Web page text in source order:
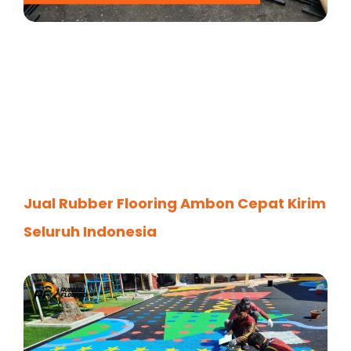
Jual Rubber Flooring Ambon Cepat Kirim
Seluruh Indonesia